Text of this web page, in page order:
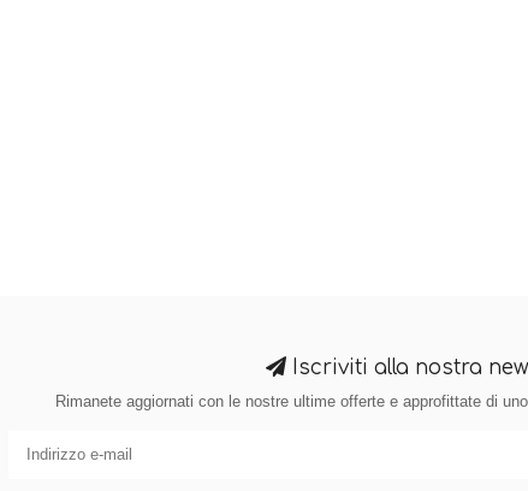
Iscriviti alla nostra
Rimanete aggiornati con le nostre ultime offerte e approfittate di